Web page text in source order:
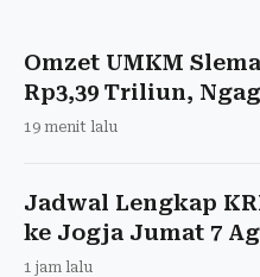
Omzet UMKM
Rp3,39 Triliun,
19 menit lalu
Jadwal Lengkap
ke Jogja Jumat 7
1 jam lalu